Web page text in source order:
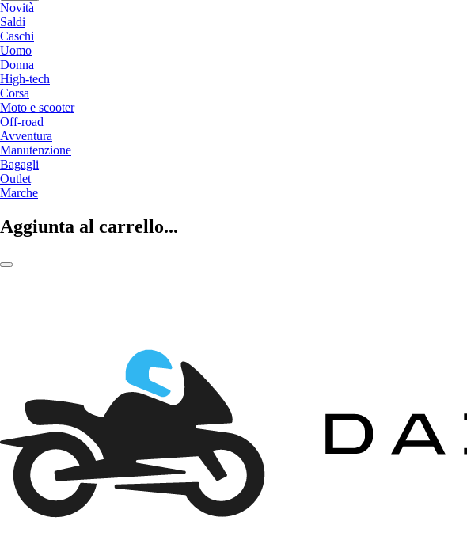
Novità
Saldi
Caschi
Uomo
Donna
High-tech
Corsa
Moto e scooter
Off-road
Avventura
Manutenzione
Bagagli
Outlet
Marche
Aggiunta al carrello...